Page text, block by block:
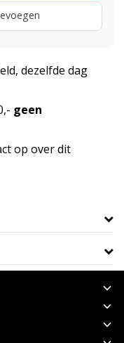
dezelfde dag
geen
op over dit